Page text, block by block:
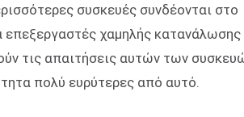
συσκευές συνδέονται στο
επεξεργαστές χαμηλής κατανάλωσης
τις απαιτήσεις αυτών των
πολύ ευρύτερες από αυτό.